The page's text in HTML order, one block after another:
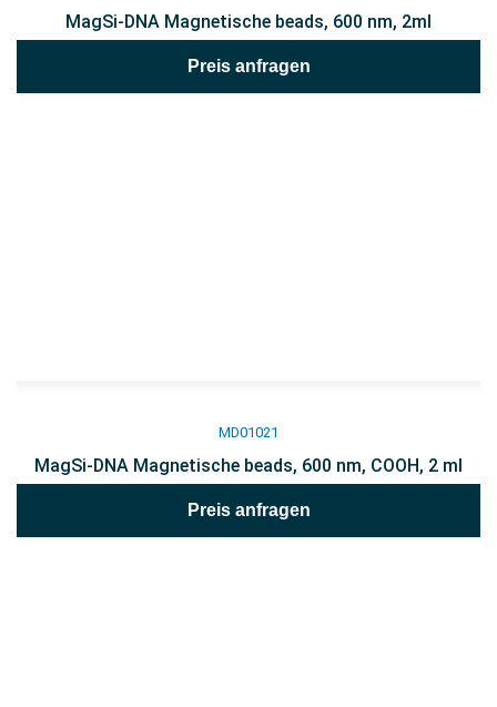
MagSi-DNA Magnetische beads, 600 nm, 2ml
Preis anfragen
MD01021
MagSi-DNA Magnetische beads, 600 nm, COOH, 2 ml
Preis anfragen